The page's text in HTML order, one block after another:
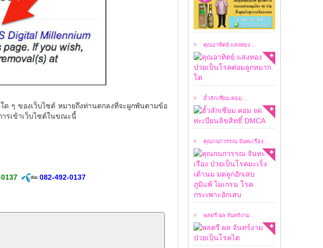
ด ๆ ของเว็บไซต์ หมายถึงท่านตกลงที่จะผูกพันตามข้อ
รเข้าเว็บไซต์ในขณะนี้
082-492-0137
คุณอาทิตย์ แสงทอง ...
อาทิตย์ แสงทอง ป่วย
เป็นโรคต่อมลูกหมาก
โต ...
ฮั้วลักเซียม.คอม ...
ลิขสิทธิ์ผมชื่อ ธนาวัชร์
ธนาชววัฒน์ ...
คุณกนกวรรณ จันทะเรือง ...
เคสผู้ป่วยวันนี้ ผมขอ
อนุญาตให้ชมคลิปการ
สัมภาษณ์ ...
พลตรี ผล จันทร์งาม ...
เคสผู้ป่วยวันนี้ ผมขอ
อนุญาตให้ชมคลิปการ
สัมภาษณ์ ...
เคล็ดลับในการดื่มยา
น้ำสมุนไพร ฮั้วลักเซียม